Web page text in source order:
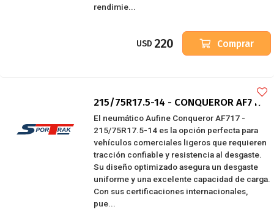
rendimie...
USD 220 Comprar
215/75R17.5-14 - CONQUEROR AF717
El neumático Aufine Conqueror AF717 -
215/75R17.5-14 es la opción perfecta para
vehículos comerciales ligeros que requieren
tracción confiable y resistencia al desgaste.
Su diseño optimizado asegura un desgaste
uniforme y una excelente capacidad de carga.
Con sus certificaciones internacionales,
pue...